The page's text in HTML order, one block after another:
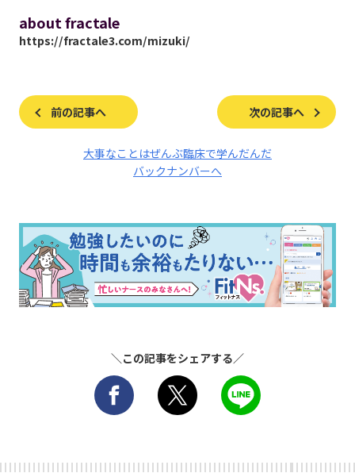
about fractale
https://fractale3.com/mizuki/
前の記事へ 次の記事へ
大事なことはぜんぶ臨床で学んだんだ
バックナンバーへ
＼この記事をシェアする／